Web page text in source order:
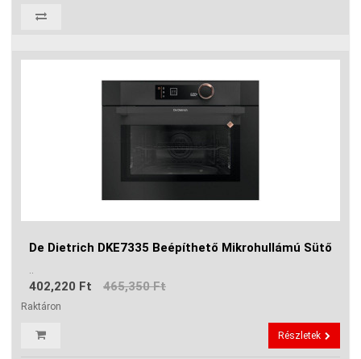
De Dietrich DKE7335 Beépíthető Mikrohullámú Sütő
..
402,220 Ft 465,350 Ft
Raktáron
Részletek